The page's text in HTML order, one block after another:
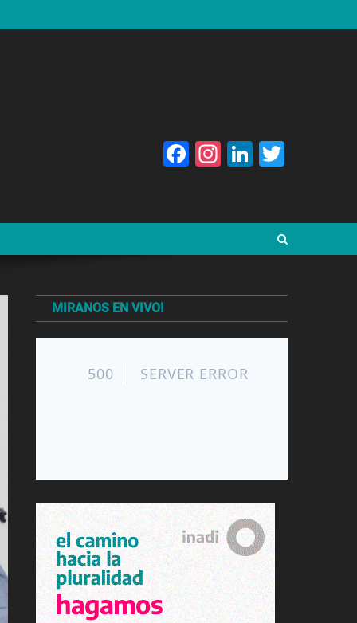
Facebook
Instagram
LinkedIn
MIRANOS EN VIVO!